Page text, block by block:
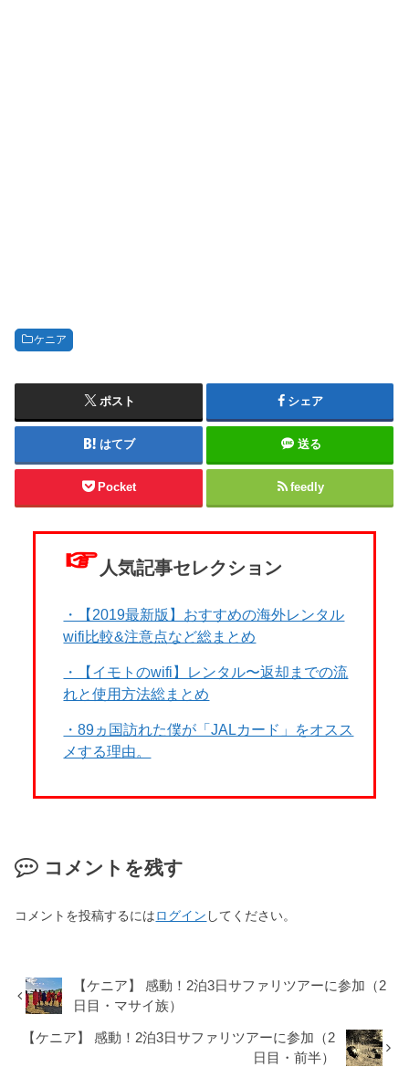
ケニア
ポスト シェア
はてブ 送る
Pocket feedly
☞ 人気記事セレクション
・【2019最新版】おすすめの海外レンタル
wifi比較&注意点など総まとめ
・【イモトのwifi】レンタル〜返却までの流
れと使用方法総まとめ
・89ヵ国訪れた僕が「JALカード」をオスス
メする理由。
コメントを残す
コメントを投稿するにはログイン してください。
【ケニア】 感動！2泊3日サファリツアーに参加（2
日目・マサイ族）
【ケニア】 感動！2泊3日サファリツアーに参加（2
日目・前半）